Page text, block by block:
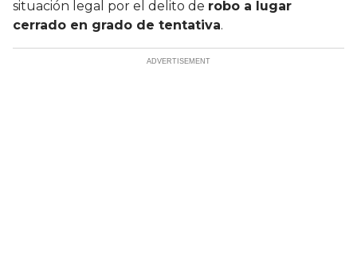
situación legal por el delito de robo a lugar
cerrado en grado de tentativa.